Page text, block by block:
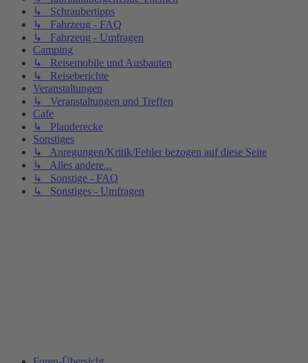
↳ Schraubertipps
↳ Fahrzeug - FAQ
↳ Fahrzeug - Umfragen
Camping
↳ Reisemobile und Ausbauten
↳ Reiseberichte
Veranstaltungen
↳ Veranstaltungen und Treffen
Cafe
↳ Plauderecke
Sonstiges
↳ Anregungen/Kritik/Fehler bezogen auf diese Seite
↳ Alles andere...
↳ Sonstige - FAQ
↳ Sonstiges - Umfragen